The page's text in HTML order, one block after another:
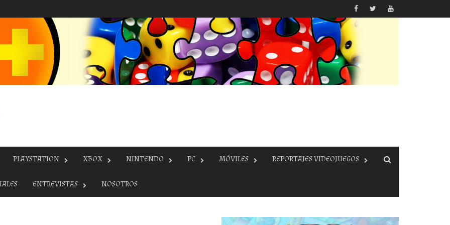
PLAYSTATION XBOX NINTENDO PC MÓVILES REPORTAJES VIDEOJUEGOS
ENTREVISTAS NOSOTROS